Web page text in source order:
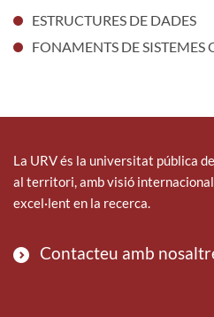
ESTRUCTURES DE DADES
FONAMENTS DE SISTEMES
La URV és la universitat pública
al territori, amb visió
excel·lent en la recerca.
Contacteu amb